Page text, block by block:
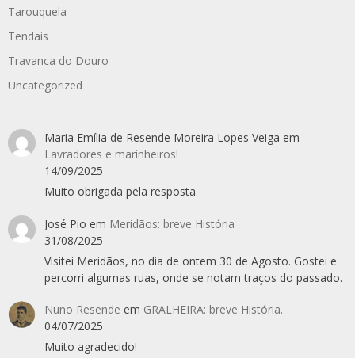
Tarouquela
Tendais
Travanca do Douro
Uncategorized
Maria Emília de Resende Moreira Lopes Veiga em
Lavradores e marinheiros!
14/09/2025
Muito obrigada pela resposta.
José Pio em Meridãos: breve História
31/08/2025
Visitei Meridãos, no dia de ontem 30 de Agosto. Gostei e
percorri algumas ruas, onde se notam traços do passado.
Nuno Resende em GRALHEIRA: breve História.
04/07/2025
Muito agradecido!